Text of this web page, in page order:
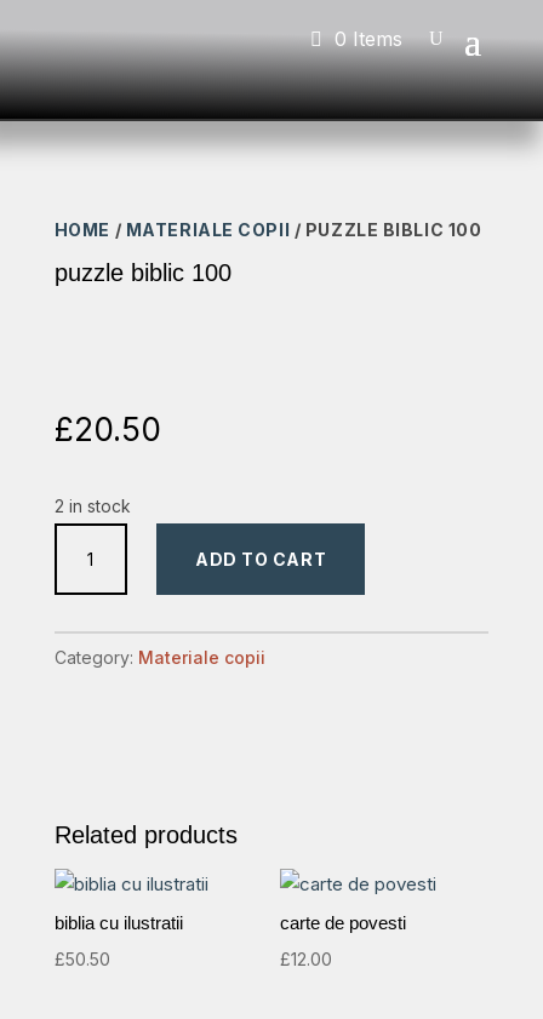
0 Items
HOME / MATERIALE COPII / PUZZLE BIBLIC 100
puzzle biblic 100
£20.50
2 in stock
biblic
quantity
ADD TO CART
Category: Materiale copii
Related products
biblia cu ilustratii
£50.50
carte de povesti
£12.00